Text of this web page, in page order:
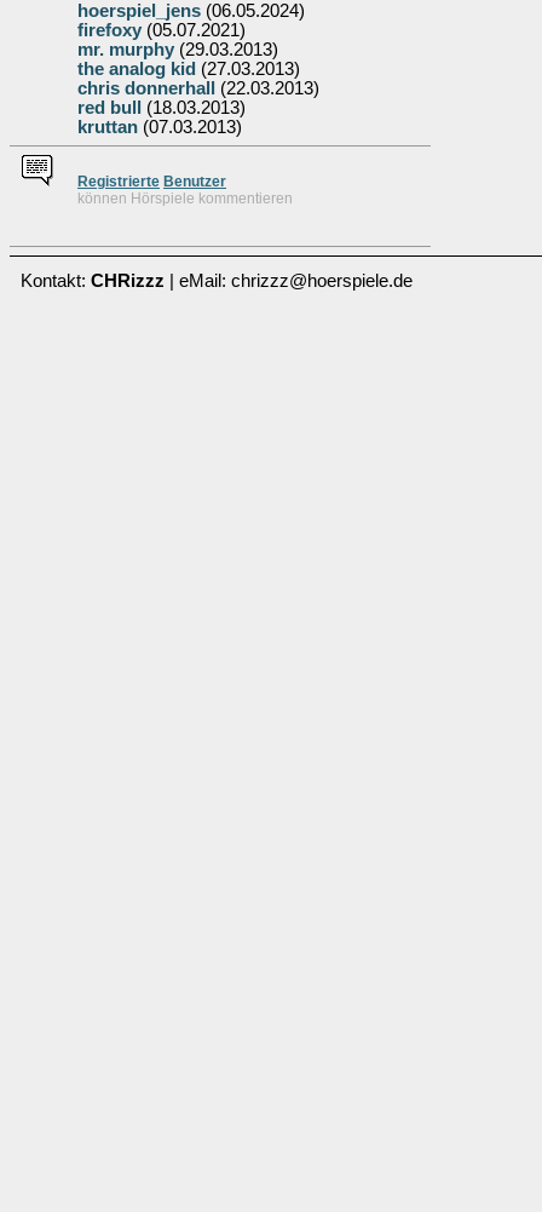
hoerspiel_jens (06.05.2024)
firefoxy (05.07.2021)
mr. murphy (29.03.2013)
the analog kid (27.03.2013)
chris donnerhall
(22.03.2013)
red bull
(18.03.2013)
kruttan (07.03.2013)
Registrierte Benutzer
können Hörspiele kommentieren
Kontakt: CHRizzz | eMail: chrizzz@hoerspiele.de